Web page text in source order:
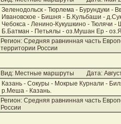
Зеленодольск - Тюрлема - Бурундуки -
Ивановское - Бишня - Б.Кульбаши -
Чебокса - Ленино-Кукушкино - Тюлячи
Б.Батман - Петьялы - оз.Мушан Ер -
Регион: Средняя равнинная часть
территории России
Вид: Местные маршруты Дата:
Казань - Сокуры - Мокрые Курнали -
р.Меша - Казань.
Регион: Средняя равнинная часть
России